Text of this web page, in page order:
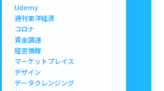
Udemy
週刊東洋経済
コロナ
資金調達
経営情報
マーケットプレイス
デザイン
データクレンジング